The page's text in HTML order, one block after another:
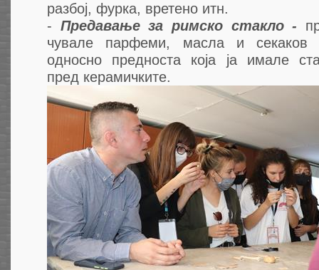
разбој, фурка, вретено итн.
- Предавање за римско стакло -
чувале парфеми, масла и секаков
односно предноста која ја имале
пред керамичките.